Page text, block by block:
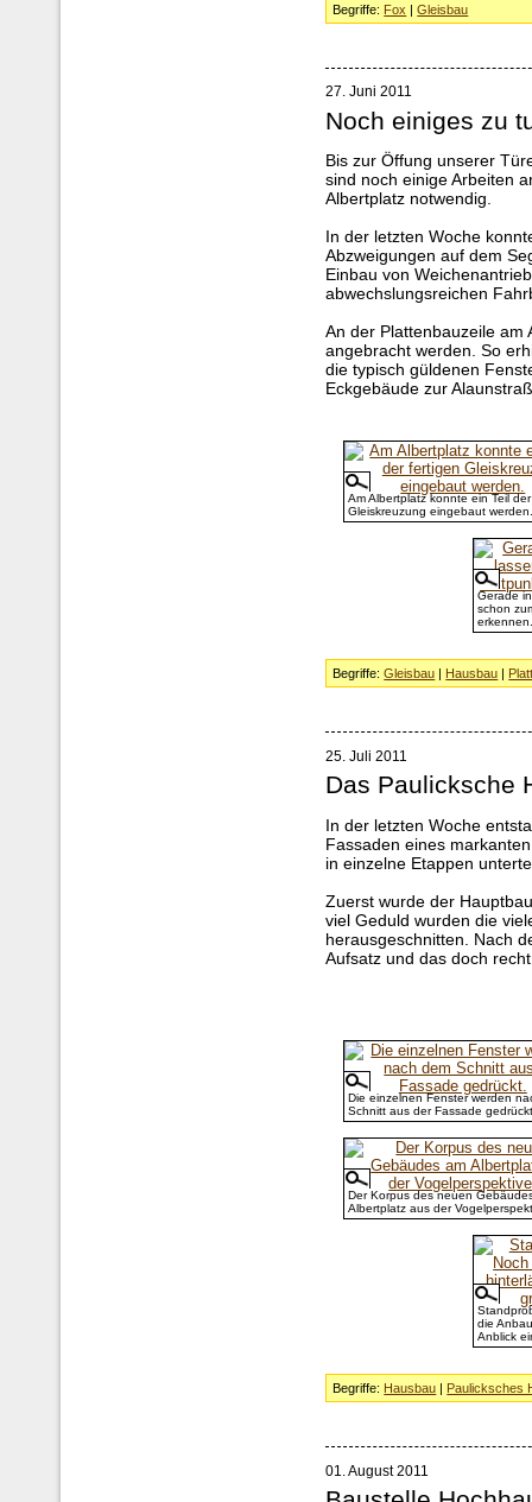
Begriffe: Fox |Gleisbau
27. Juni 2011
Noch einiges zu
Bis zur Öffung unserer
sind noch einige Arbeiten
Albertplatz notwendig.
In der letzten Woche
Abzweigungen auf dem
Einbau von
abwechslungsreichen
An der Plattenbauzeile am
angebracht werden. So
die typisch güldenen
Eckgebäude zur
Am Albertplatz konnte ein Teil
Gleiskreuzung eingebaut werden.
Gerade
schon
Begriffe:Gleisbau | Hausbau |
25. Juli 2011
Das Paulicksche
In der letzten Woche
Fassaden eines
in einzelne Etappen
Zuerst wurde der
viel Geduld wurden die
herausgeschnitten. Nach
Aufsatz und das doch
Die einzelnen Fenster werden
Schnitt aus der Fassade
Der Korpus des neuen
Albertplatz aus der
die
Anblick
Begriffe: Hausbau Paulicksches
01. August 2011